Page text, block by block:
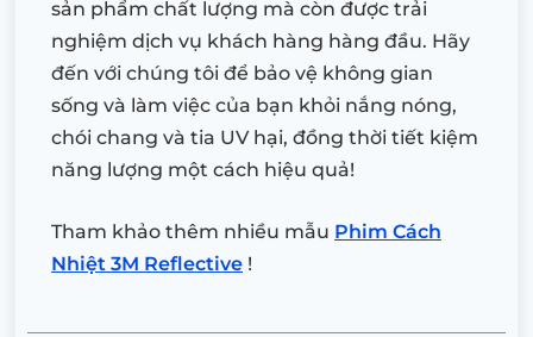
sản phẩm chất lượng mà còn được trải
nghiệm dịch vụ khách hàng hàng đầu. Hãy
đến với chúng tôi để bảo vệ không gian
sống và làm việc của bạn khỏi nắng nóng,
chói chang và tia UV hại, đồng thời tiết kiệm
năng lượng một cách hiệu quả!
Tham khảo thêm nhiều mẫu Phim Cách
Nhiệt 3M Reflective !